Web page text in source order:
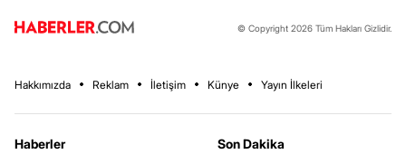
© Copyright 2026 Tüm Hakları Gizlidir.
Hakkımızda Reklam İletişim Künye Yayın İlkeleri
Haberler
Son Dakika